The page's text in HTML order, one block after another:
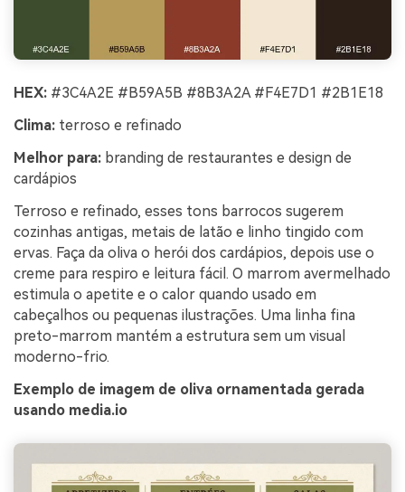
HEX: #3C4A2E #B59A5B #8B3A2A #F4E7D1 #2B1E18
Clima: terroso e refinado
Melhor para: branding de restaurantes e design de
cardápios
Terroso e refinado, esses tons barrocos sugerem
cozinhas antigas, metais de latão e linho tingido com
ervas. Faça da oliva o herói dos cardápios, depois use o
creme para respiro e leitura fácil. O marrom avermelhado
estimula o apetite e o calor quando usado em
cabeçalhos ou pequenas ilustrações. Uma linha fina
preto-marrom mantém a estrutura sem um visual
moderno-frio.
Exemplo de imagem de oliva ornamentada gerada
usando media.io